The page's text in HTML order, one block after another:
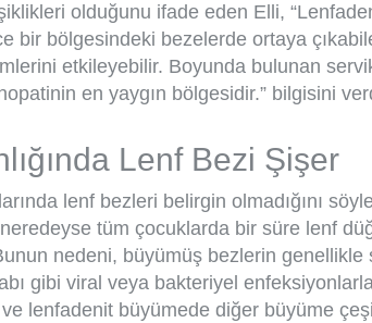
olduğunu ifade eden Elli,
bir bölgesindeki bezelerde ortaya
etkileyebilir. Boyunda bulunan
en yaygın bölgesidir.” bilgisini
Lenf Bezi Şişer
lenf bezleri belirgin olmadığını
tüm çocuklarda bir süre lenf
nedeni, büyümüş bezlerin genellikle
gibi viral veya bakteriyel
ve lenfadenit büyümede diğer büyüme